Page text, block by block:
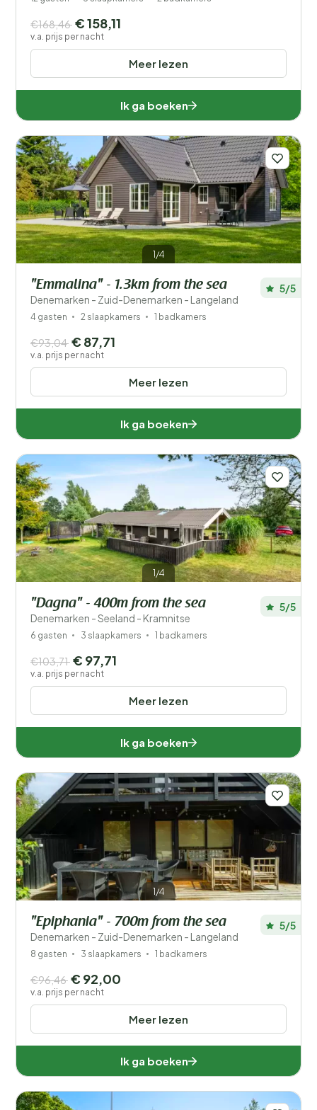
Meer lezen
€168,46 € 158,11
v.a. prijs per nacht
Ik ga boeken
1/4
"Emmalina" - 1.3km from the sea
Denemarken - Zuid-Denemarken - Langeland
5/5
4 gasten 2 slaapkamers 1 badkamers
Meer lezen
€93,04 € 87,71
v.a. prijs per nacht
Ik ga boeken
1/4
"Dagna" - 400m from the sea
Denemarken - Seeland - Kramnitse
5/5
6 gasten 3 slaapkamers 1 badkamers
Meer lezen
€103,71 € 97,71
v.a. prijs per nacht
Ik ga boeken
1/4
"Epiphania" - 700m from the sea
Denemarken - Zuid-Denemarken - Langeland
5/5
8 gasten 3 slaapkamers 1 badkamers
Meer lezen
€96,46 € 92,00
v.a. prijs per nacht
Ik ga boeken